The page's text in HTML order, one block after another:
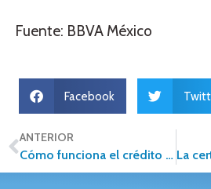
Fuente: BBVA México
Facebook
ANTERIOR
Cómo funciona el crédito Infonavit y cómo aprovecharlo al máximo